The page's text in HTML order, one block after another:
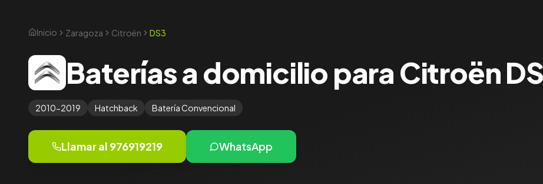
Inicio Zaragoza Citroën DS3
Baterías a domicilio para Citroën
2010-2019 Hatchback BateríaConvencional
Llamar al 976919219 WhatsApp